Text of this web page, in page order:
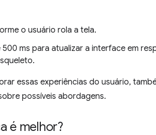
o usuário rola a tela.
ms para atualizar a interface em
essas experiências do usuário,
possíveis abordagens.
é melhor?